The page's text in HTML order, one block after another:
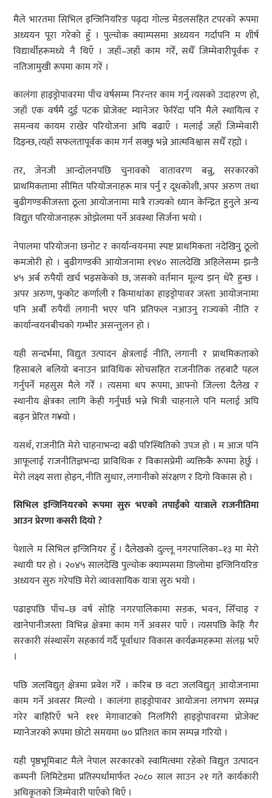
मैले भारतमा सिभिल इन्जिनियरिङ पढ्दा गोल्ड मेडलसहित टपरको रूपमा
अध्ययन पूरा गरेको हुँ । पुल्चोक क्याम्पसमा अध्ययन गर्दापनि म शीर्ष
विद्यार्थीहरूमध्ये नै थिएँ । जहाँ–जहाँ काम गरेँ, सधैँ जिम्मेवारीपूर्वक र
नतिजामुखी रूपमा काम गरें ।
कालंगा हाइड्रोपावरमा पाँच वर्षसम्म निरन्तर काम गर्नु त्यसको उदाहरण हो,
जहाँ एक वर्षमै दुई पटक प्रोजेक्ट म्यानेजर फेरिँदा पनि मैले स्थायित्व र
समन्वय कायम राखेर परियोजना अघि बढाएँ । मलाई जहाँ जिम्मेवारी
दिइन्छ, त्यहाँ सफलतापूर्वक काम गर्न सक्छु भन्ने आत्मविश्वास सधैँ रह्यो ।
तर, जेनजी आन्दोलनपछि चुनावको वातावरण बन्नु, सरकारको
प्राथमिकतामा सीमित परियोजनाहरू मात्र पर्नु र दूधकोशी, अपर अरुण तथा
बुढीगण्डकीजस्ता ठूला आयोजनामा मात्रै राज्यको ध्यान केन्द्रित हुनुले अन्य
विद्युत परियोजनाहरू ओझेलमा पर्ने अवस्था सिर्जना भयो ।
नेपालमा परियोजना छनोट र कार्यान्वयनमा स्पष्ट प्राथमिकता नदेखिनु ठूलो
कमजोरी हो । बुढीगण्डकी आयोजनामा १९४० सालदेखि अहिलेसम्म झन्डै
४५ अर्ब रुपैयाँ खर्च भइसकेको छ, जसको वर्तमान मूल्य झन् धेरै हुन्छ ।
अपर अरुण, फुकोट कर्णाली र किमाथांका हाइड्रोपावर जस्ता आयोजनामा
पनि अर्बौँ रुपैयाँ लगानी भएर पनि प्रतिफल नआउनु राज्यको नीति र
कार्यान्वयनबीचको गम्भीर असन्तुलन हो ।
यही सन्दर्भमा, विद्युत उत्पादन क्षेत्रलाई नीति, लगानी र प्राथमिकताको
हिसाबले बलियो बनाउन प्राविधिक सोचसहित राजनीतिक तहबाटै पहल
गर्नुपर्ने महसुस मैले गरेँ । त्यसमा थप रूपमा, आफ्नो जिल्ला दैलेख र
स्थानीय क्षेत्रका लागि केही गर्नुपर्छ भन्ने भित्री चाहनाले पनि मलाई अघि
बढ्न प्रेरित ग¥यो ।
यसर्थ, राजनीति मेरो चाहनाभन्दा बढी परिस्थितिको उपज हो । म आज पनि
आफूलाई राजनीतिज्ञभन्दा प्राविधिक र विकासप्रेमी व्यक्तिकै रूपमा हेर्छु ।
मेरो लक्ष्य सत्ता होइन, नीति सुधार, लगानीको संरक्षण र दिगो विकास हो ।
सिभिल इन्जिनियरको रूपमा सुरु भएको तपाईंको यात्राले राजनीतिमा
आउन प्रेरणा कसरी दियो ?
पेशाले म सिभिल इन्जिनियर हुँ । दैलेखको दुल्लू नगरपालिका–१३ मा मेरो
स्थायी घर हो । २०४५ सालदेखि पुल्चोक क्याम्पसमा डिप्लोमा इन्जिनियरिङ
अध्ययन सुरु गरेपछि मेरो व्यावसायिक यात्रा सुरु भयो ।
पढाइपछि पाँच–छ वर्ष सोहि नगरपालिकामा सडक, भवन, सिँचाइ र
खानेपानीजस्ता विभिन्न क्षेत्रमा काम गर्ने अवसर पाएँ । त्यसपछि केहि गैर
सरकारी संस्थासँग सहकार्य गर्दै पूर्वाधार विकास कार्यक्रमहरूमा संलग्न भएँ
।
पछि जलविद्युत् क्षेत्रमा प्रवेश गरेँ । करिब छ वटा जलविद्युत् आयोजनामा
काम गर्ने अवसर मिल्यो । कालंगा हाइड्रोपावर आयोजना लगभग सम्पन्न
गरेर बाहिरिएँ भने १११ मेगावाटको निलगिरी हाइड्रोपावरमा प्रोजेक्ट
म्यानेजरको रूपमा छोटो समयमा ७० प्रतिशत काम सम्पन्न गरियो ।
यही पृष्ठभूमिबाट मैले नेपाल सरकारको स्वामित्वमा रहेको विद्युत उत्पादन
कम्पनी लिमिटेडमा प्रतिस्पर्धामार्फत २०८० साल साउन २१ गते कार्यकारी
अधिकृतको जिम्मेवारी पाएँको थिएँ ।